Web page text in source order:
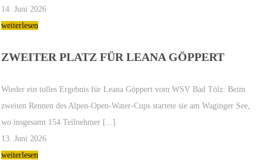
14. Juni 2026
weiterlesen
ZWEITER PLATZ FÜR LEANA GÖPPERT
Wieder ein tolles Ergebnis für Leana Göppert vom WSV Bad Tölz: Beim
zweiten Rennen des Alpen-Open-Water-Cups startete sie am Waginger See,
wo insgesamt 154 Teilnehmer [...]
13. Juni 2026
weiterlesen